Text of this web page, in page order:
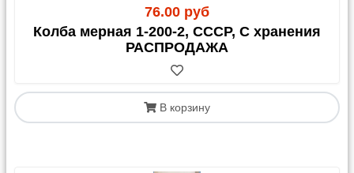
76.00 руб
Колба мерная 1-200-2, СССР, С хранения
РАСПРОДАЖА
В корзину